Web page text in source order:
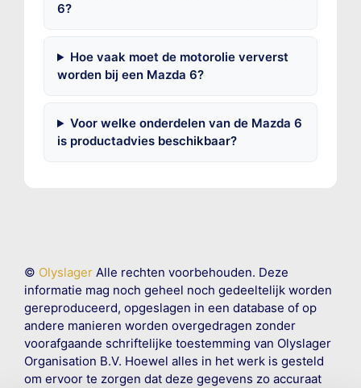
6?
Hoe vaak moet de motorolie ververst
worden bij een Mazda 6?
Voor welke onderdelen van de Mazda 6
is productadvies beschikbaar?
© OlyslagerAlle rechten voorbehouden. Deze
informatie mag noch geheel noch gedeeltelijk worden
gereproduceerd, opgeslagen in een database of op
andere manieren worden overgedragen zonder
voorafgaande schriftelijke toestemming van Olyslager
Organisation B.V. Hoewel alles in het werk is gesteld
om ervoor te zorgen dat deze gegevens zo accuraat